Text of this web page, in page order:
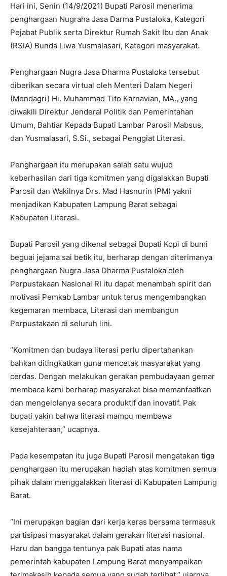
Hari ini, Senin (14/9/2021) Bupati Parosil menerima
penghargaan Nugraha Jasa Darma Pustaloka, Kategori
Pejabat Publik serta Direktur Rumah Sakit Ibu dan Anak
(RSIA) Bunda Liwa Yusmalasari, Kategori masyarakat.
Penghargaan Nugra Jasa Dharma Pustaloka tersebut
diberikan secara virtual oleh Menteri Dalam Negeri
(Mendagri) Hi. Muhammad Tito Karnavian, MA., yang
diwakili Direktur Jenderal Politik dan Pemerintahan
Umum, Bahtiar Kepada Bupati Lambar Parosil Mabsus,
dan Yusmalasari, S.Si., sebagai Penggiat Literasi.
Penghargaan itu merupakan salah satu wujud
keberhasilan dari tiga komitmen yang digalakkan Bupati
Parosil dan Wakilnya Drs. Mad Hasnurin (PM) yakni
menjadikan Kabupaten Lampung Barat sebagai
Kabupaten Literasi.
Bupati Parosil yang dikenal sebagai Bupati Kopi di bumi
beguai jejama sai betik itu, berharap dengan diterimanya
penghargaan Nugra Jasa Dharma Pustaloka oleh
Perpustakaan Nasional RI itu dapat menambah spirit dan
motivasi Pemkab Lambar untuk terus mengembangkan
kegemaran membaca, Literasi dan membangun
Perpustakaan di seluruh lini.
“Komitmen dan budaya literasi perlu dipertahankan
bahkan ditingkatkan guna mencetak masyarakat yang
cerdas. Dengan melakukan gerakan pembudayaan gemar
membaca kami berharap masyarakat bisa memanfaatkan
dan mengelolanya secara produktif dan inovatif. Pak
bupati yakin bahwa literasi mampu membawa
kesejahteraan,” ucapnya.
Pada kesempatan itu juga Bupati Parosil mengatakan tiga
penghargaan itu merupakan hadiah atas komitmen semua
pihak dalam menggalakkan literasi di Kabupaten Lampung
Barat.
“Ini merupakan bagian dari kerja keras bersama termasuk
partisipasi masyarakat dalam gerakan literasi nasional.
Haru dan bangga tentunya pak Bupati atas nama
pemerintah kabupaten Lampung Barat menyampaikan